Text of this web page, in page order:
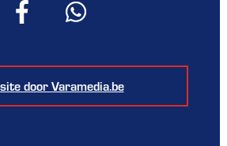
door Varamedia.be